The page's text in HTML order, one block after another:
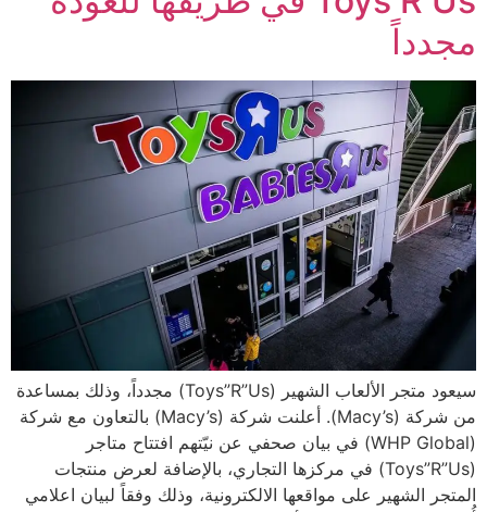
مجدداً
سيعود متجر الألعاب الشهير (Toys”R”Us) مجدداً، وذلك بمساعدة
من شركة (Macy’s). أعلنت شركة (Macy’s) بالتعاون مع شركة
(WHP Global) في بيان صحفي عن نيّتهم افتتاح متاجر
(Toys”R”Us) في مركزها التجاري، بالإضافة لعرض منتجات
المتجر الشهير على مواقعها الالكترونية، وذلك وفقاً لبيان اعلامي